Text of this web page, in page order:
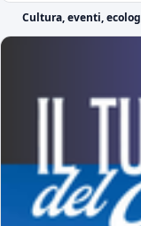
Il DS azzurro Boveri
il video di presentazione
Cultura, eventi,